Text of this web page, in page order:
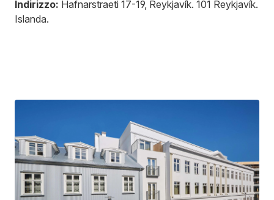
Indirizzo: Hafnarstraeti 17-19, Reykjavík. 101 Reykjavík.
Islanda.